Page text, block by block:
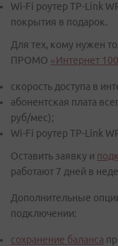
Wi-Fi роутер TP-Link
покрытия в подарок.
Для тех, кому нужен
ПРОМО «Интернет
скорость доступа в
абонентская плата
руб/мес);
Wi-Fi роутер TP-Link
Оставить заявку и
работают 7 дней в
Дополнительные
подключении:
сохранение баланса